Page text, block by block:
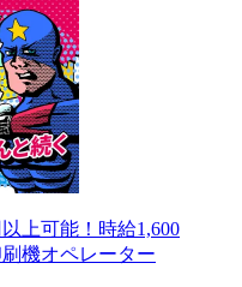
上可能！時給1,600
機オペレーター